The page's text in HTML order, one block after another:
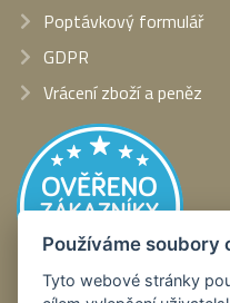
Poptávkový formulář
GDPR
Vrácení zboží a peněz
Používáme soubory
Tyto webové stránky